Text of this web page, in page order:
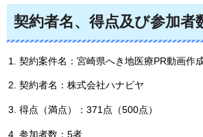
契約者名、得点及び参加者
契約案件名：宮崎県へき地医療PR動画作
契約者名：株式会社ハナビヤ
得点（満点）：371点（500点）
参加者数：5者